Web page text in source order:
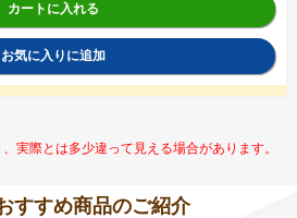
カートに入れる
お気に入りに追加
実際とは多少違って見える場合があります。
すすめ商品のご紹介